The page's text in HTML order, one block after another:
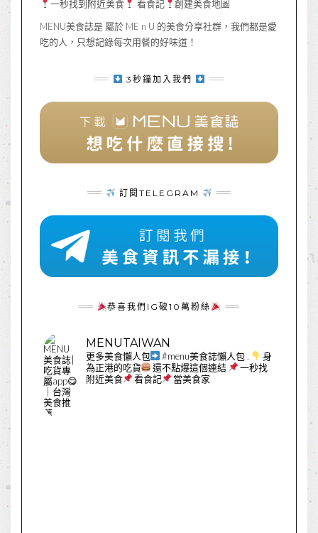
一秒找到附近美食 看食記
創建美食地圖
MENU美食誌是 屬於 ME n U 的美食分享社群，我們都是愛
吃的人，只想記錄每次用餐的好味道！
3秒鐘加入我們
訂閱TELEGRAM
恭喜我們IG破10萬粉絲
MENUTAIWAN
更多美食懶人包 #menu美食誌懶人包 .
身
為正港的吃貨
還不點爆這個連結
一秒找
附近美食
看食記 當美食家